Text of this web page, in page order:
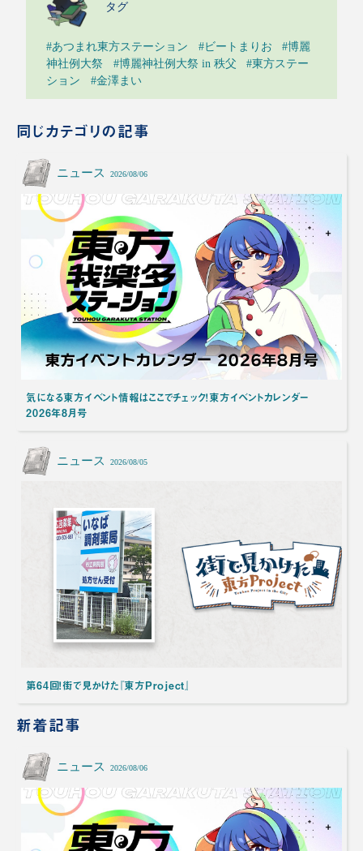
タグ
#あつまれ東方ステーション #ビートまりお
#博麗
神社例大祭
#博麗神社例大祭 in 秩父
#東方ステー
ション
#金澤まい
同じカテゴリの記事
ニュース 2026/08/06
気になる東方イベント情報はここでチェック！東方イベントカレンダー
2026年8月号
ニュース 2026/08/05
第64回！街で見かけた『東方Project』
新着記事
ニュース 2026/08/06